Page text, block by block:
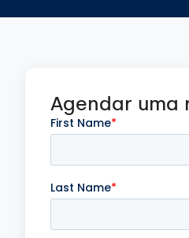
Agendar uma